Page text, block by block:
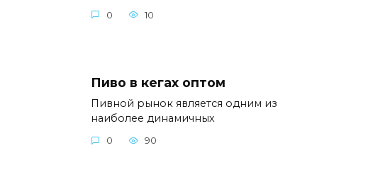
0 10
Пиво в кегах оптом
Пивной рынок является одним из
наиболее динамичных
0 90